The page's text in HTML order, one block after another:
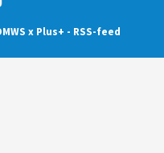
x Plus+ - RSS-feed